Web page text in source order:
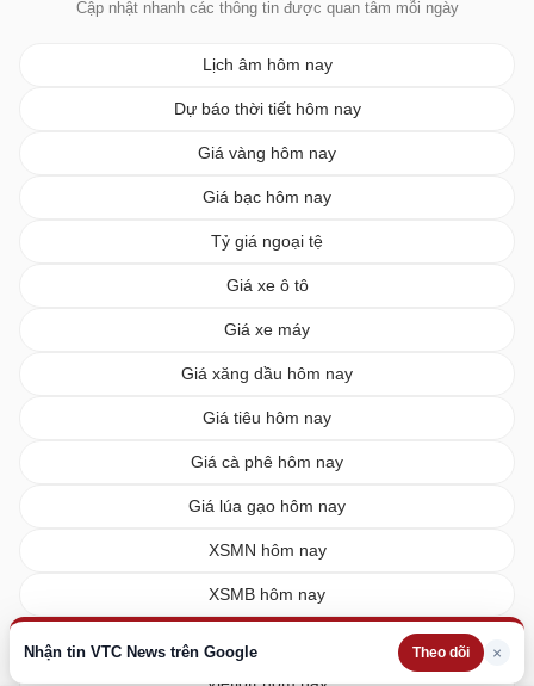
Nhận tin VTC News trên Google Theo dõi ×
Cập nhật nhanh các thông tin được quan tâm mỗi ngày
Lịch âm hôm nay
Dự báo thời tiết hôm nay
Giá vàng hôm nay
Giá bạc hôm nay
Tỷ giá ngoại tệ
Giá xe ô tô
Giá xe máy
Giá xăng dầu hôm nay
Giá tiêu hôm nay
Giá cà phê hôm nay
Giá lúa gạo hôm nay
XSMN hôm nay
XSMB hôm nay